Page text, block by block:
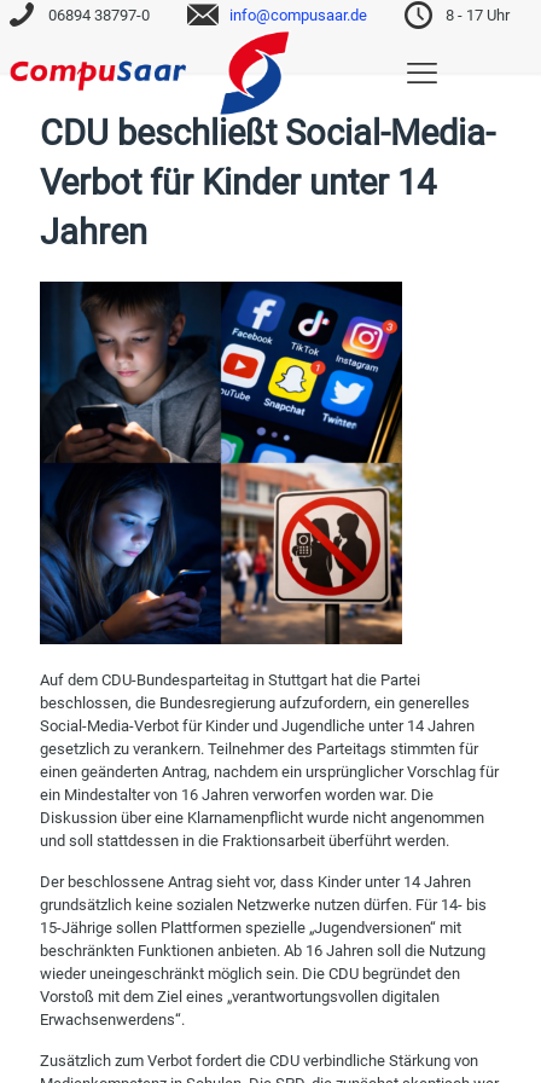
06894 38797-0 info@compusaar.de 8 - 17 Uhr
CDU beschließt Social-Media-
Verbot für Kinder unter 14
Jahren
Auf dem CDU-Bundesparteitag in Stuttgart hat die Partei
beschlossen, die Bundesregierung aufzufordern, ein generelles
Social-Media-Verbot für Kinder und Jugendliche unter 14 Jahren
gesetzlich zu verankern. Teilnehmer des Parteitags stimmten für
einen geänderten Antrag, nachdem ein ursprünglicher Vorschlag für
ein Mindestalter von 16 Jahren verworfen worden war. Die
Diskussion über eine Klarnamenpflicht wurde nicht angenommen
und soll stattdessen in die Fraktionsarbeit überführt werden.
Der beschlossene Antrag sieht vor, dass Kinder unter 14 Jahren
grundsätzlich keine sozialen Netzwerke nutzen dürfen. Für 14- bis
15-Jährige sollen Plattformen spezielle „Jugendversionen“ mit
beschränkten Funktionen anbieten. Ab 16 Jahren soll die Nutzung
wieder uneingeschränkt möglich sein. Die CDU begründet den
Vorstoß mit dem Ziel eines „verantwortungsvollen digitalen
Erwachsenwerdens“.
Zusätzlich zum Verbot fordert die CDU verbindliche Stärkung von